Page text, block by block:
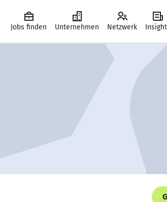
Jobs finden Unternehmen Netzwerk